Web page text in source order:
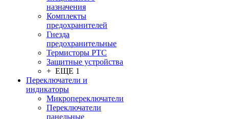
назначения
Комплекты
предохранителей
Гнезда
предохранительные
Термисторы PTC
Защитные устройства
+ ЕЩЕ 1
Переключатели и
индикаторы
Микропереключатели
Переключатели
панельные